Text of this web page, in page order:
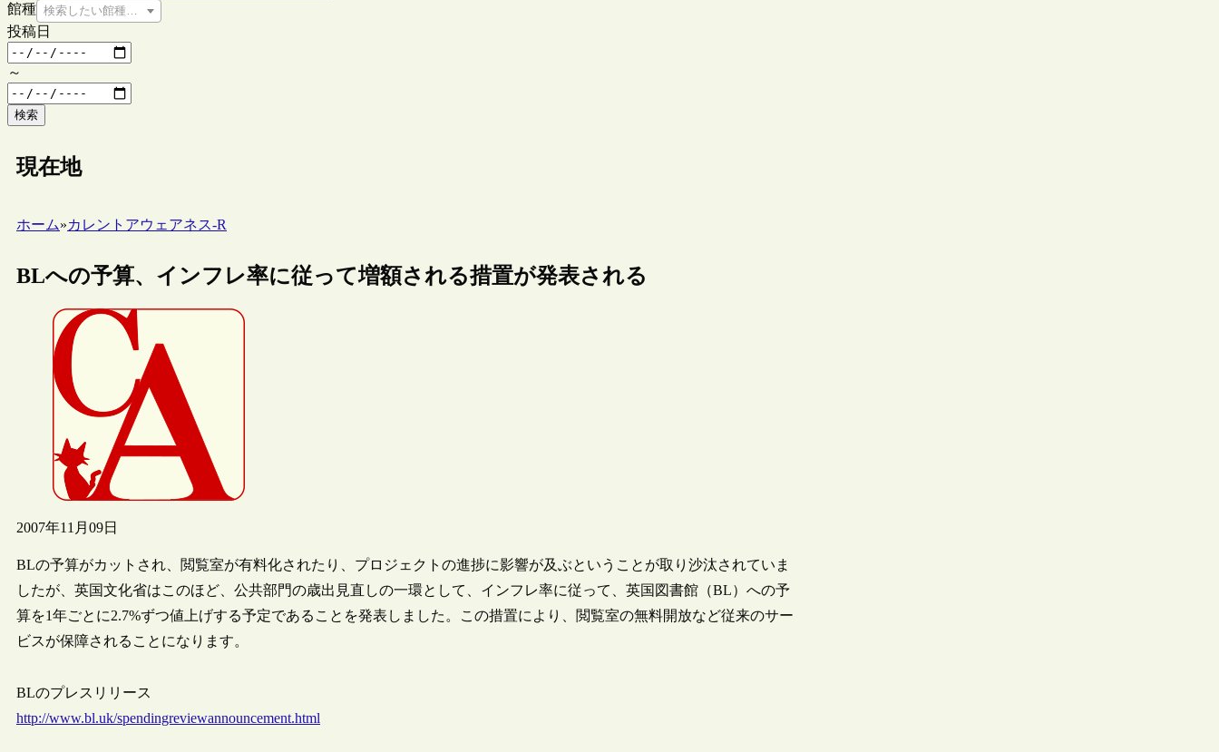
館種 検索したい館種を選択してください
投稿日
～
検索
現在地
ホーム»カレントアウェアネス-R
BLへの予算、インフレ率に従って増額される措置が発表される
2007年11月09日
BLの予算がカットされ、閲覧室が有料化されたり、プロジェクトの進捗に影響が及ぶということが取り沙汰されていま
したが、英国文化省はこのほど、公共部門の歳出見直しの一環として、インフレ率に従って、英国図書館（BL）への予
算を1年ごとに2.7%ずつ値上げする予定であることを発表しました。この措置により、閲覧室の無料開放など従来のサー
ビスが保障されることになります。
BLのプレスリリース
http://www.bl.uk/spendingreviewannouncement.html